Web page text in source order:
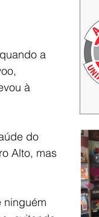
a
à
do
Alto, mas
ninguém